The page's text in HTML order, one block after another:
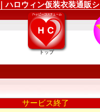
ロウィン仮装衣装通販
トップ
サービス終了